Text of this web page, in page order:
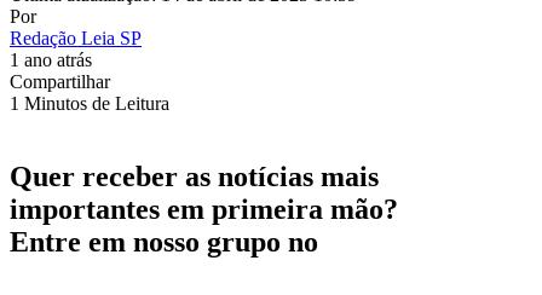
Por
Redação Leia SP
1 ano atrás
Compartilhar
1 Minutos de Leitura
Quer receber as notícias mais
importantes em primeira mão?
Entre em nosso grupo no